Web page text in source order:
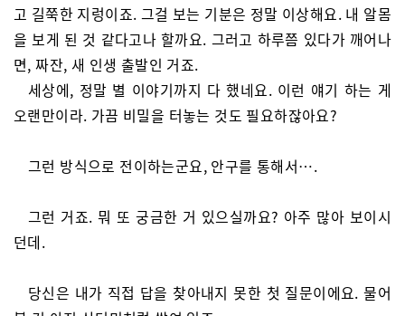
고 길쭉한 지렁이죠. 그걸 보는 기분은 정말 이상해요. 내 알몸
을 보게 된 것 같다고나 할까요. 그러고 하루쯤 있다가 깨어나
면, 짜잔, 새 인생 출발인 거죠.
세상에, 정말 별 이야기까지 다 했네요. 이런 얘기 하는 게
오랜만이라. 가끔 비밀을 터놓는 것도 필요하잖아요?
그런 방식으로 전이하는군요, 안구를 통해서….
그런 거죠. 뭐 또 궁금한 거 있으실까요? 아주 많아 보이시
던데.
당신은 내가 직접 답을 찾아내지 못한 첫 질문이에요. 물어